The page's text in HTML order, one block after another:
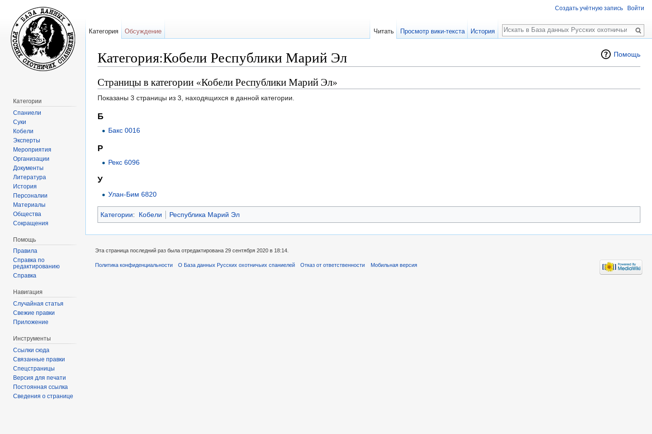
Помощь
Категория:Кобели Республики Марий Эл
Страницы в категории «Кобели Республики Марий Эл»
Показаны 3 страницы из 3, находящихся в данной категории.
Б
Бакс 0016
Р
Рекс 6096
У
Улан-Бим 6820
Категории: Кобели Республика Марий Эл
Создать учётную запись Войти
Категория Обсуждение Читать Просмотр вики-текста История
Поиск
Категории
Спаниели
Суки
Кобели
Эксперты
Мероприятия
Организации
Документы
Литература
История
Персоналии
Материалы
Общества
Сокращения
Помощь
Правила
Справка по
редактированию
Справка
Навигация
Случайная статья
Свежие правки
Приложение
Инструменты
Ссылки сюда
Связанные правки
Спецстраницы
Версия для печати
Постоянная ссылка
Сведения о странице
Эта страница последний раз была отредактирована 29 сентября 2020 в 18:14.
Политика конфиденциальности О База данных Русских охотничьих спаниелей Отказ от ответственности Мобильная версия